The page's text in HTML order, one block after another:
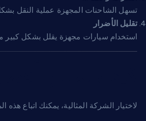
تسهل الشاحنات المجهزة عملية النقل بشكل
تقليل الأضرار
استخدام سيارات مجهزة يقلل بشكل كبير
لاختيار الشركة المثالية، يمكنك اتباع هذه